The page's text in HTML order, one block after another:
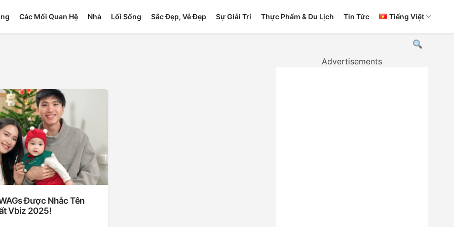
Các Mối Quan Hệ Nhà Lối Sống Sắc Đẹp, Vẻ Đẹp Sự Giải Trí Thực Phẩm & Du Lịch Tin Tức Tiếng Việt
Được Nhắc Tên
Vbiz 2025!
Advertisements